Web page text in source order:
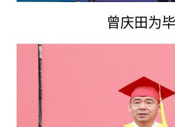
曾庆田为